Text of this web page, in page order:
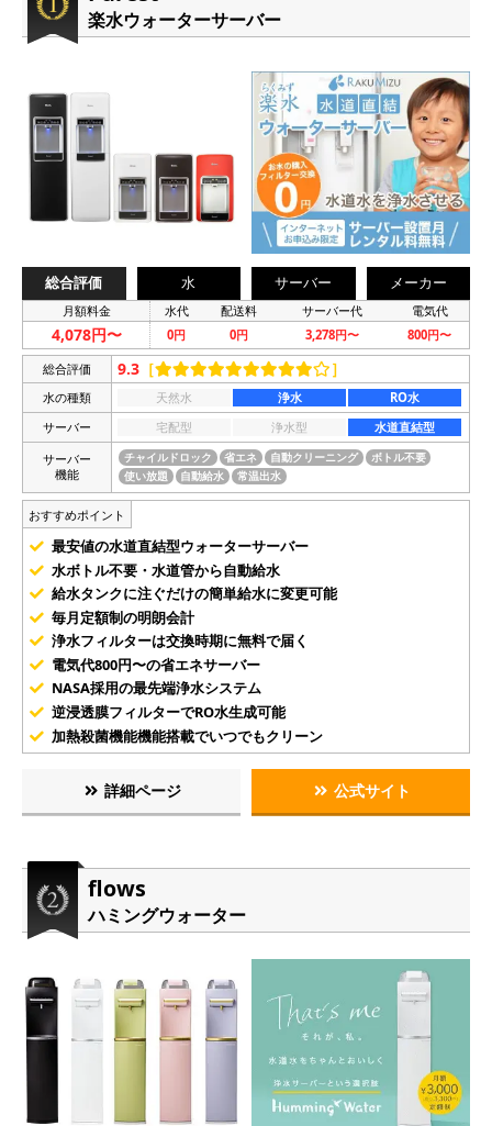
楽水ウォーターサーバー
総合評価 水 サーバー メーカー
月額料金 水代 配送料 サーバー代 電気代
4,078円〜 0円 0円 3,278円〜 800円〜
総合評価 9.3 ［ ］
水の種類 天然水 浄水
RO水
サーバー
宅配型 浄水型
水道直結型
サーバー
機能
チャイルドロック 省エネ 自動クリーニング
ボトル不要
使い放題
自動給水 常温出水
おすすめポイント
最安値の水道直結型ウォーターサーバー
水ボトル不要・水道管から自動給水
給水タンクに注ぐだけの簡単給水に変更可能
毎月定額制の明朗会計
浄水フィルターは交換時期に無料で届く
電気代800円〜の省エネサーバー
NASA採用の最先端浄水システム
逆浸透膜フィルターでRO水生成可能
加熱殺菌機能機能搭載でいつでもクリーン
詳細ページ 公式サイト
flows
ハミングウォーター